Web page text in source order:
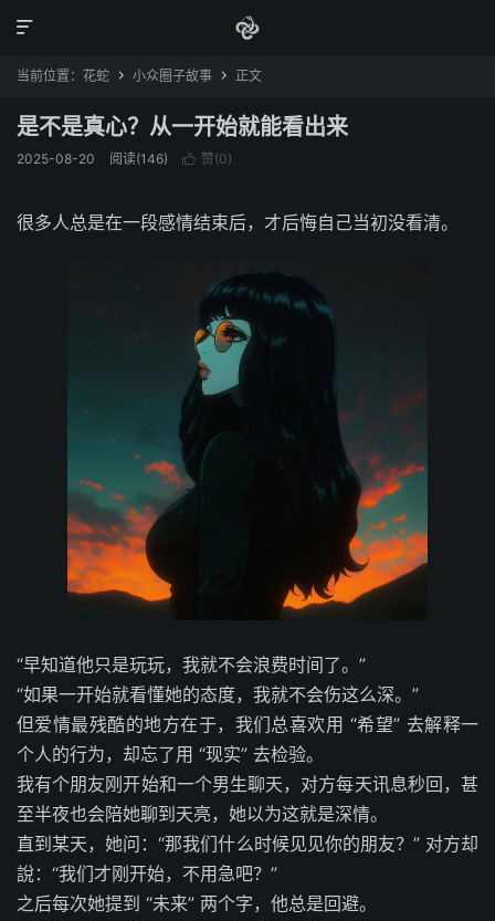

当前位置： 花蛇  小众圈子故事  正文
是不是真心？从一开始就能看出来
2025-08-20 阅读(146)  赞(0)
很多人总是在一段感情结束后，才后悔自己当初没看清。
“早知道他只是玩玩，我就不会浪费时间了。”
“如果一开始就看懂她的态度，我就不会伤这么深。”
但爱情最残酷的地方在于，我们总喜欢用 “希望” 去解释一
个人的行为，却忘了用 “现实” 去检验。
我有个朋友刚开始和一个男生聊天，对方每天讯息秒回，甚
至半夜也会陪她聊到天亮，她以为这就是深情。
直到某天，她问：“那我们什么时候见见你的朋友？” 对方却
說：“我们才刚开始，不用急吧？”
之后每次她提到 “未来” 两个字，他总是回避。